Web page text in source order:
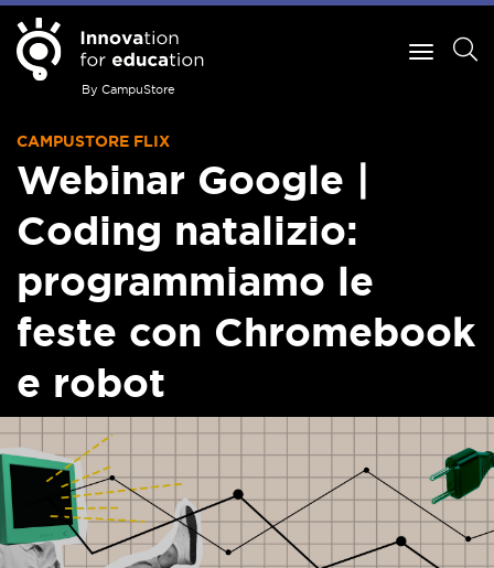
By CampuStore
CAMPUSTORE FLIX
Webinar Google |
Coding natalizio:
programmiamo le
feste con Chromebook
e robot